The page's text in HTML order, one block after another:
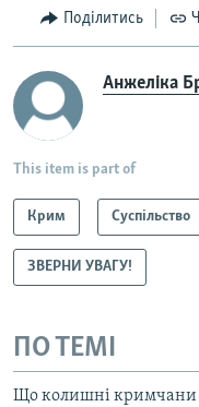
Поділитись
Анжеліка
This item is part of
Крим Суспільство
ЗВЕРНИ УВАГУ!
ПО ТЕМІ
Що колишні кримчани